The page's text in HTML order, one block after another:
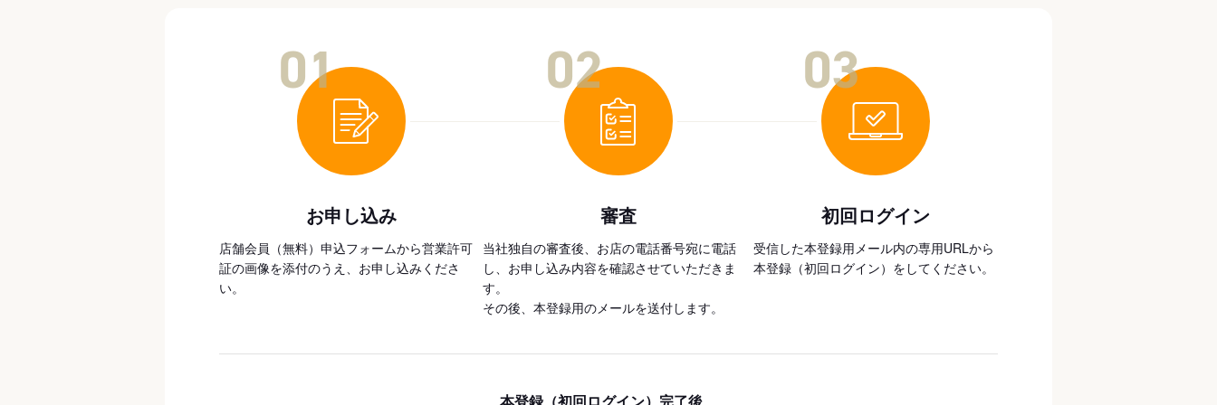
お申し込み
店舗会員（無料）申込フォームから営業許可
証の画像を添付のうえ、お申し込みくださ
い。
審査
当社独自の審査後、お店の電話番号宛に電話
し、お申し込み内容を確認させていただきま
す。
その後、本登録用のメールを送付します。
初回ログイン
受信した本登録用メール内の専用URLから
本登録（初回ログイン）をしてください。